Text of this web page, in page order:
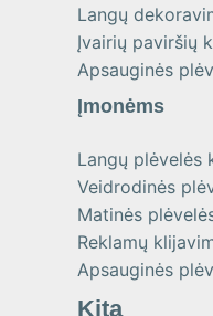
Langų
Įvairių paviršių
Apsauginės
Įmonėms
Langų plėvelės
Veidrodinės
Matinės
Reklamų
Apsauginės
Kita